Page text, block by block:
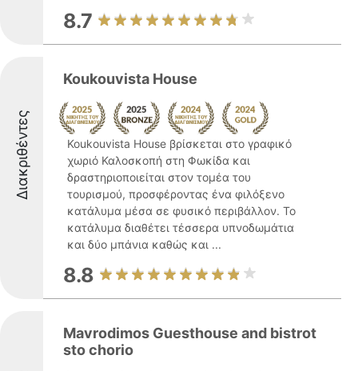
8.7
Διακριθέντες
Koukouvista House
Koukouvista House βρίσκεται στο γραφικό
χωριό Καλοσκοπή στη Φωκίδα και
δραστηριοποιείται στον τομέα του
τουρισμού, προσφέροντας ένα φιλόξενο
κατάλυμα μέσα σε φυσικό περιβάλλον. Το
κατάλυμα διαθέτει τέσσερα υπνοδωμάτια
και δύο μπάνια καθώς και ...
8.8
Mavrodimos Guesthouse and bistrot
sto chorio